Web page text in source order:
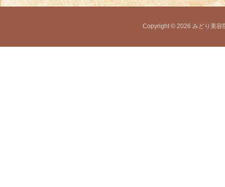
Copyright © 2026 みどり美